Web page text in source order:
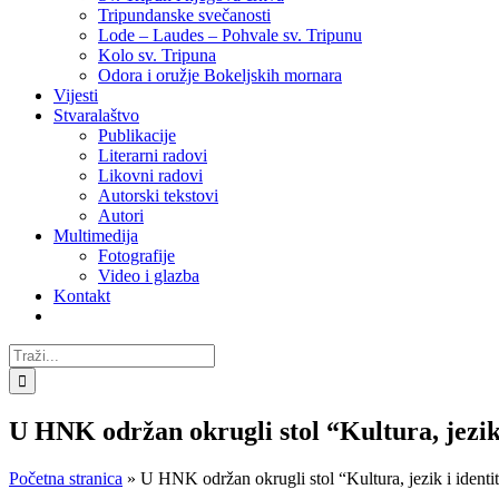
Tripundanske svečanosti
Lode – Laudes – Pohvale sv. Tripunu
Kolo sv. Tripuna
Odora i oružje Bokeljskih mornara
Vijesti
Stvaralaštvo
Publikacije
Literarni radovi
Likovni radovi
Autorski tekstovi
Autori
Multimedija
Fotografije
Video i glazba
Kontakt
Traži...
U HNK održan okrugli stol “Kultura,
Početna stranica » U HNK održan okrugli stol “Kultura, jezik i